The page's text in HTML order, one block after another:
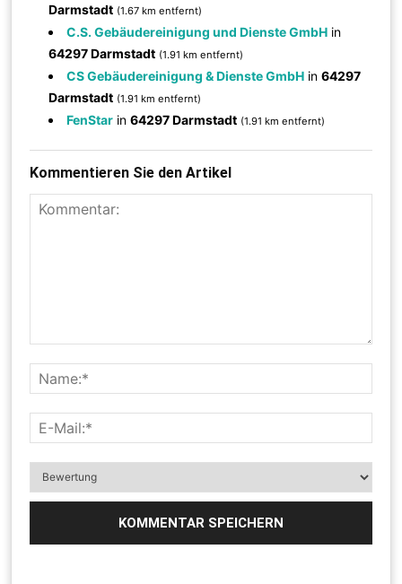
Darmstadt (1.67 km entfernt)
C.S. Gebäudereinigung und Dienste GmbH in
64297 Darmstadt (1.91 km entfernt)
CS Gebäudereinigung & Dienste GmbH in64297
Darmstadt (1.91 km entfernt)
FenStar in64297 Darmstadt (1.91 km entfernt)
Kommentieren Sie den Artikel